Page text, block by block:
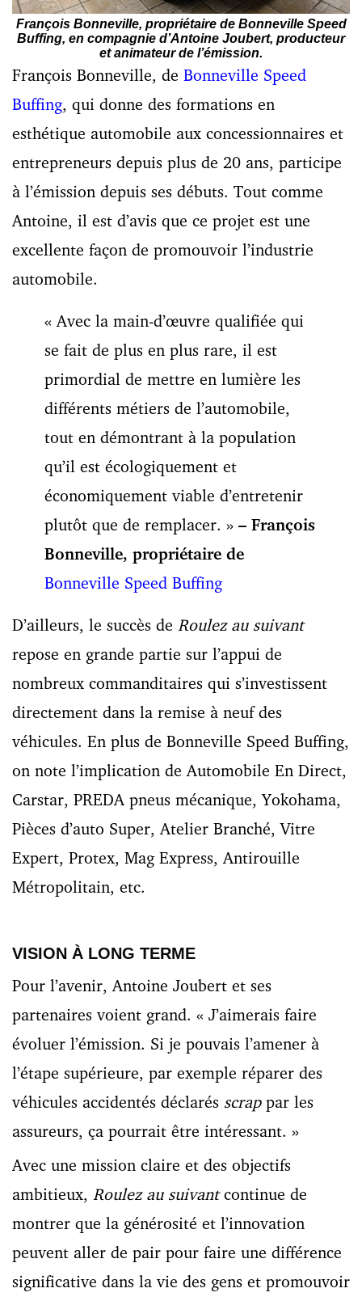
François Bonneville, propriétaire de Bonneville Speed
Buffing, en compagnie d’Antoine Joubert, producteur
et animateur de l’émission.
François Bonneville, de Bonneville Speed
Buffing, qui donne des formations en
esthétique automobile aux concessionnaires et
entrepreneurs depuis plus de 20 ans, participe
à l’émission depuis ses débuts. Tout comme
Antoine, il est d’avis que ce projet est une
excellente façon de promouvoir l’industrie
automobile.
« Avec la main-d’œuvre qualifiée qui
se fait de plus en plus rare, il est
primordial de mettre en lumière les
différents métiers de l’automobile,
tout en démontrant à la population
qu’il est écologiquement et
économiquement viable d’entretenir
plutôt que de remplacer. » – François
Bonneville, propriétaire de
Bonneville Speed Buffing
D’ailleurs, le succès de Roulez au suivant
repose en grande partie sur l’appui de
nombreux commanditaires qui s’investissent
directement dans la remise à neuf des
véhicules. En plus de Bonneville Speed Buffing,
on note l’implication de Automobile En Direct,
Carstar, PREDA pneus mécanique, Yokohama,
Pièces d’auto Super, Atelier Branché, Vitre
Expert, Protex, Mag Express, Antirouille
Métropolitain, etc.
VISION À LONG TERME
Pour l’avenir, Antoine Joubert et ses
partenaires voient grand. « J’aimerais faire
évoluer l’émission. Si je pouvais l’amener à
l’étape supérieure, par exemple réparer des
véhicules accidentés déclarés scrappar les
assureurs, ça pourrait être intéressant. »
Avec une mission claire et des objectifs
ambitieux, Roulez au suivantcontinue de
montrer que la générosité et l’innovation
peuvent aller de pair pour faire une différence
significative dans la vie des gens et promouvoir